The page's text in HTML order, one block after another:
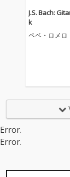
J.S. Bach:
k
ペペ・ロメロ
Error.
Error.